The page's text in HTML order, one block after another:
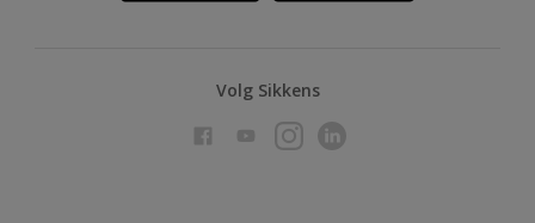
Volg Sikkens